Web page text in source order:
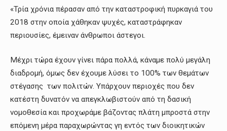
«Τρία χρόνια πέρασαν από την καταστροφική πυρκαγιά του
2018 στην οποία χάθηκαν ψυχές, καταστράφηκαν
περιουσίες, έμειναν άνθρωποι άστεγοι.
Μέχρι τώρα έχουν γίνει πάρα πολλά, κάναμε πολύ μεγάλη
διαδρομή, όμως δεν έχουμε λύσει το 100% των θεμάτων
στέγασης των πολιτών. Υπάρχουν περιοχές που δεν
κατέστη δυνατόν να απεγκλωβιστούν από τη δασική
νομοθεσία και προχωράμε βάζοντας πλάτη μπροστά στην
επόμενη μέρα παραχωρώντας γη εντός των διοικητικών